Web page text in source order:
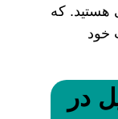
هستید. که
خود
در